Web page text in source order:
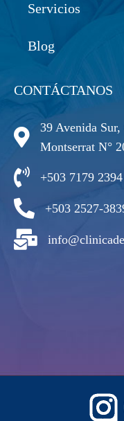
Servicios
Blog
CONTÁCTANOS
39 Avenida
Montserrat N°
+503 7179 2394
+503 2527-